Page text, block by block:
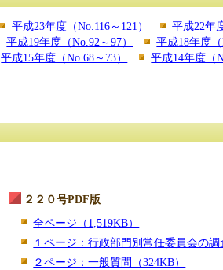
平成23年度（No.116～121） 平成22年
平成19年度（No.92～97） 平成18年度（
平成15年度（No.68～73） 平成14年度（
２２０号PDF版
全ページ（1,519KB）
１ページ：行政部門別常任委員会の調
２ページ：一般質問（324KB）